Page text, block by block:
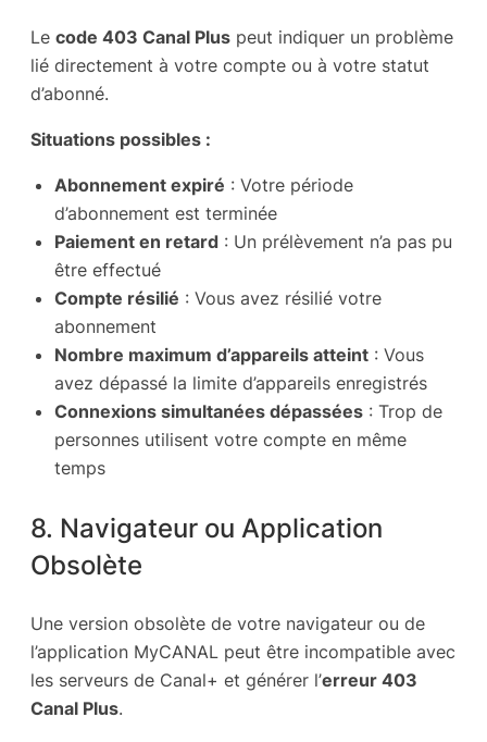
Le code 403 Canal Plus peut indiquer un problème
lié directement à votre compte ou à votre statut
d’abonné.
Situations possibles :
Abonnement expiré : Votre période
d’abonnement est terminée
Paiement en retard : Un prélèvement n’a pas pu
être effectué
Compte résilié : Vous avez résilié votre
abonnement
Nombre maximum d’appareils atteint : Vous
avez dépassé la limite d’appareils enregistrés
Connexions simultanées dépassées : Trop de
personnes utilisent votre compte en même
temps
8. Navigateur ou Application
Obsolète
Une version obsolète de votre navigateur ou de
l’application MyCANAL peut être incompatible avec
les serveurs de Canal+ et générer l’erreur 403
Canal Plus.